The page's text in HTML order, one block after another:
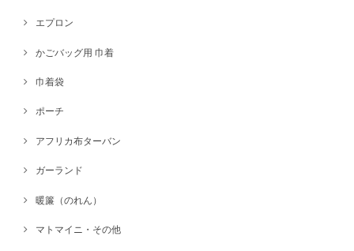
エプロン
かごバッグ用 巾着
巾着袋
ポーチ
アフリカ布ターバン
ガーランド
暖簾（のれん）
マトマイニ・その他